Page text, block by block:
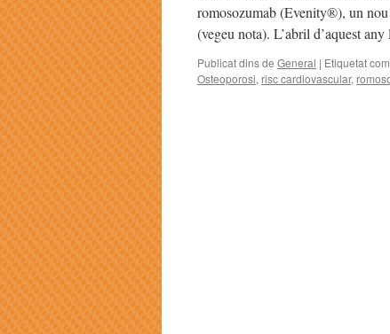
romosozumab (Evenity®), un nou
(vegeu nota). L’abril d’aquest
Publicat dins de General | Etiquetat
Osteoporosi, risc cardiovascular,